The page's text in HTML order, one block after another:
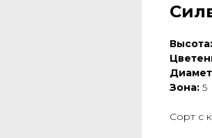
Высота:
Зона: 5
Сорт с